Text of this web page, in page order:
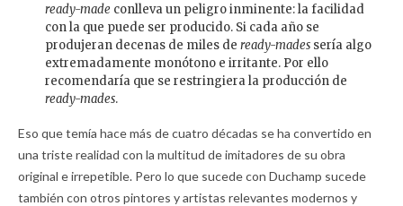
ready-made conlleva un peligro inminente: la facilidad
con la que puede ser producido. Si cada año se
produjeran decenas de miles de ready-mades sería algo
extremadamente monótono e irritante. Por ello
recomendaría que se restringiera la producción de
ready-mades.
Eso que temía hace más de cuatro décadas se ha convertido en
una triste realidad con la multitud de imitadores de su obra
original e irrepetible. Pero lo que sucede con Duchamp sucede
también con otros pintores y artistas relevantes modernos y